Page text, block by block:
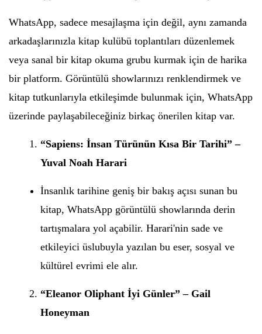
WhatsApp, sadece mesajlaşma için değil, aynı zamanda
arkadaşlarınızla kitap kulübü toplantıları düzenlemek
veya sanal bir kitap okuma grubu kurmak için de harika
bir platform. Görüntülü showlarınızı renklendirmek ve
kitap tutkunlarıyla etkileşimde bulunmak için, WhatsApp
üzerinde paylaşabileceğiniz birkaç önerilen kitap var.
“Sapiens: İnsan Türünün Kısa Bir Tarihi” –
Yuval Noah Harari
İnsanlık tarihine geniş bir bakış açısı sunan bu
kitap, WhatsApp görüntülü showlarında derin
tartışmalara yol açabilir. Harari'nin sade ve
etkileyici üslubuyla yazılan bu eser, sosyal ve
kültürel evrimi ele alır.
“Eleanor Oliphant İyi Günler” – Gail
Honeyman